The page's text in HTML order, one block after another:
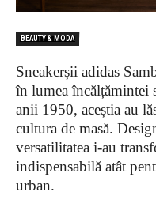
BEAUTY & MODA
Sneakerșii adidas
în lumea încălțămintei
anii 1950, aceștia au
cultura de masă.
versatilitatea i-au
indispensabilă atât
urban.